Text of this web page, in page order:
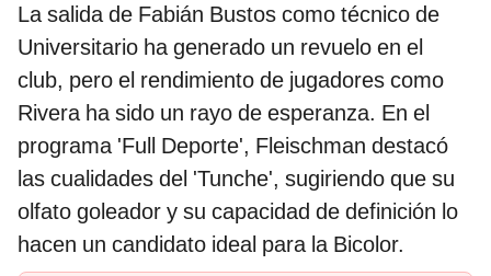
La salida de Fabián Bustos como técnico de
Universitario ha generado un revuelo en el
club, pero el rendimiento de jugadores como
Rivera ha sido un rayo de esperanza. En el
programa 'Full Deporte', Fleischman destacó
las cualidades del 'Tunche', sugiriendo que su
olfato goleador y su capacidad de definición lo
hacen un candidato ideal para la Bicolor.